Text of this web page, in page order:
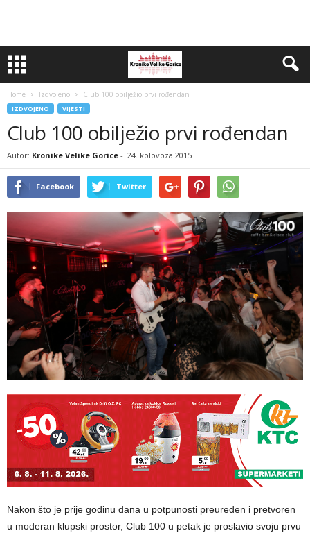
Home Izdvojeno Club 100 obilježio prvi rođendan
IZDVOJENO VIJESTI
Club 100 obilježio prvi rođendan
Autor: Kronike Velike Gorice - 24. kolovoza 2015
Facebook Twitter
Nakon što je prije godinu dana u potpunosti preuređen i pretvoren
u moderan klupski prostor, Club 100 u petak je proslavio svoju prvu